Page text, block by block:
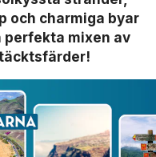
och charmiga byar
perfekta mixen av